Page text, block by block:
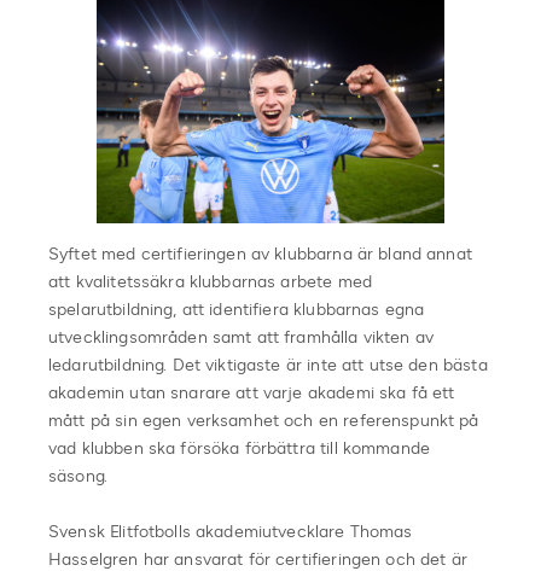
Syftet med certifieringen av klubbarna är bland annat
att kvalitetssäkra klubbarnas arbete med
spelarutbildning, att identifiera klubbarnas egna
utvecklingsområden samt att framhålla vikten av
ledarutbildning. Det viktigaste är inte att utse den bästa
akademin utan snarare att varje akademi ska få ett
mått på sin egen verksamhet och en referenspunkt på
vad klubben ska försöka förbättra till kommande
säsong.
Svensk Elitfotbolls akademiutvecklare Thomas
Hasselgren har ansvarat för certifieringen och det är